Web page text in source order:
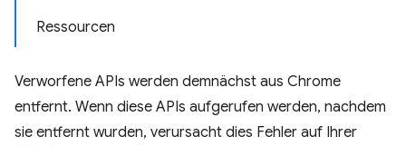
Ressourcen
Verworfene APIs werden demnächst aus Chrome
entfernt. Wenn diese APIs aufgerufen werden, nachdem
sie entfernt wurden, verursacht dies Fehler auf Ihrer